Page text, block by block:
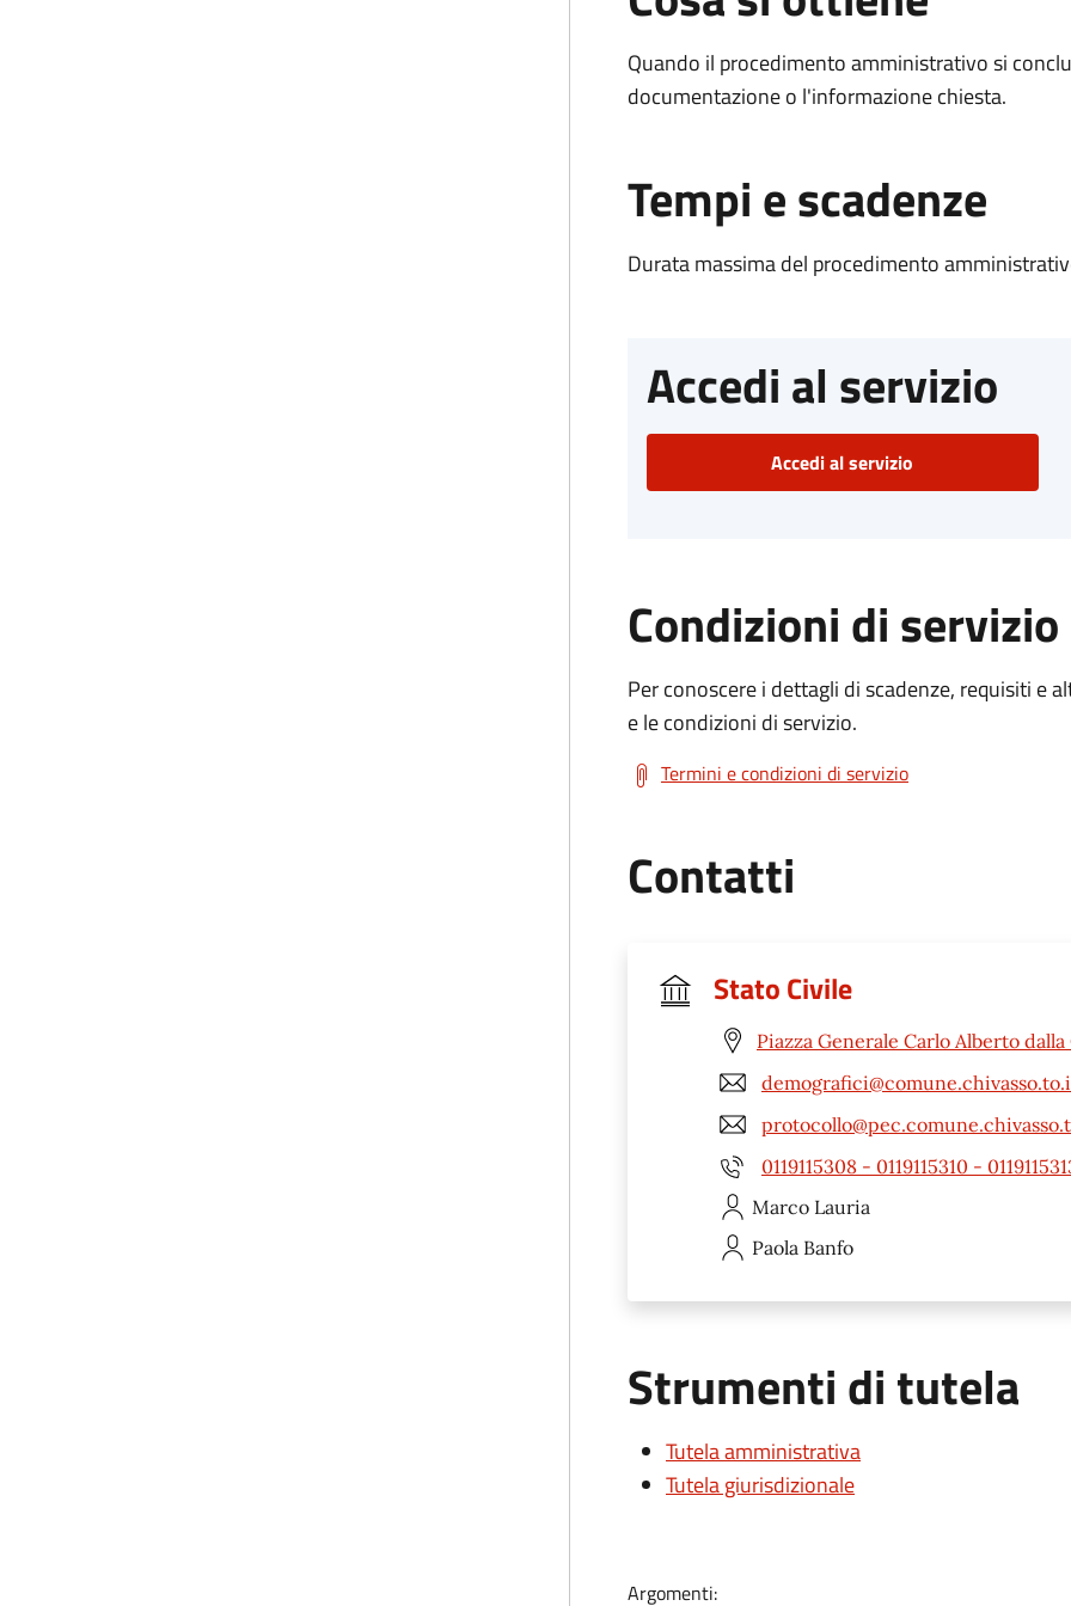
Quando il procedimento amministrativo si
documentazione o l'informazione chiesta.
Tempi e scadenze
Durata massima del procedimento
Accedi al servizio
Accedi al servizio
Condizioni di servizio
Per conoscere i dettagli di scadenze, requisiti e
e le condizioni di servizio.
Termini e condizioni di servizio
Contatti
Stato Civile
Piazza Generale Carlo Alberto
0119115308 - 0119115310 -
Marco Lauria
Paola Banfo
Strumenti di tutela
Tutela amministrativa
Tutela giurisdizionale
Argomenti: